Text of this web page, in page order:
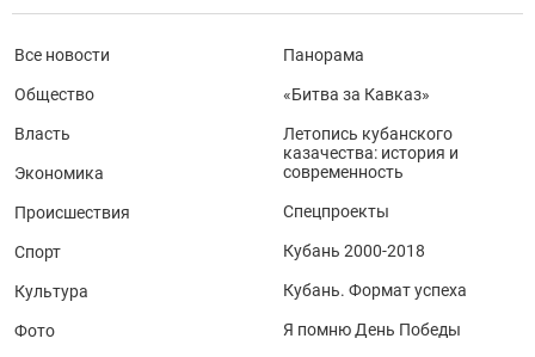
Все новости
Общество
Власть
Экономика
Происшествия
Спорт
Культура
Фото
Панорама
«Битва за Кавказ»
Летопись кубанского
казачества: история и
современность
Спецпроекты
Кубань 2000-2018
Кубань. Формат успеха
Я помню День Победы